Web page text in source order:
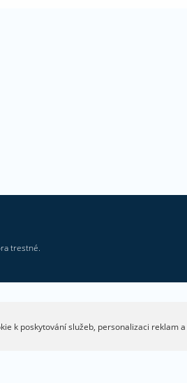
trestné.
k poskytování služeb, personalizaci